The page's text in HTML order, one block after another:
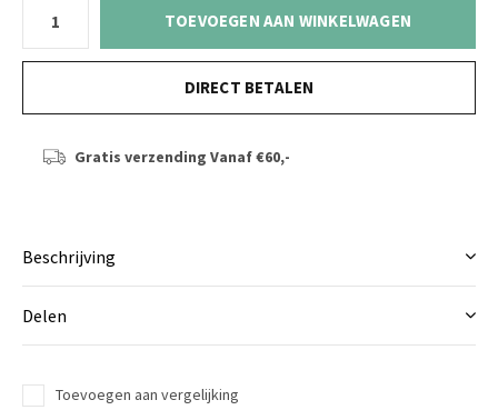
TOEVOEGEN AAN WINKELWAGEN
DIRECT BETALEN
Gratis verzending Vanaf €60,-
Beschrijving
Delen
Toevoegen aan vergelijking